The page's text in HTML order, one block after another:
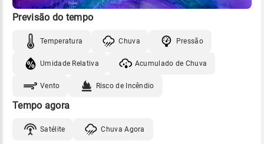
Previsão do tempo
Temperatura Chuva Pressão
Umidade Relativa Acumulado de Chuva
Vento Risco de Incêndio
Tempo agora
Satélite Chuva Agora